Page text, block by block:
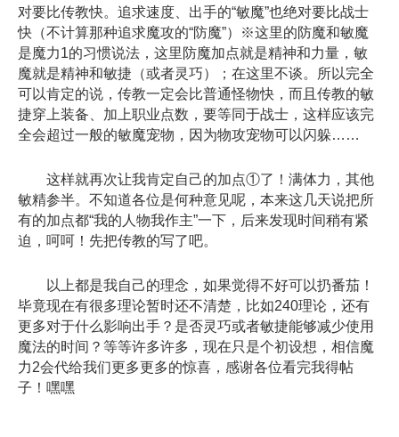
对要比传教快。追求速度、出手的“敏魔”也绝对要比战士
快（不计算那种追求魔攻的“防魔”）※这里的防魔和敏魔
是魔力1的习惯说法，这里防魔加点就是精神和力量，敏
魔就是精神和敏捷（或者灵巧）；在这里不谈。所以完全
可以肯定的说，传教一定会比普通怪物快，而且传教的敏
捷穿上装备、加上职业点数，要等同于战士，这样应该完
全会超过一般的敏魔宠物，因为物攻宠物可以闪躲……
这样就再次让我肯定自己的加点①了！满体力，其他
敏精参半。不知道各位是何种意见呢，本来这几天说把所
有的加点都“我的人物我作主”一下，后来发现时间稍有紧
迫，呵呵！先把传教的写了吧。
以上都是我自己的理念，如果觉得不好可以扔番茄！
毕竟现在有很多理论暂时还不清楚，比如240理论，还有
更多对于什么影响出手？是否灵巧或者敏捷能够减少使用
魔法的时间？等等许多许多，现在只是个初设想，相信魔
力2会代给我们更多更多的惊喜，感谢各位看完我得帖
子！嘿嘿